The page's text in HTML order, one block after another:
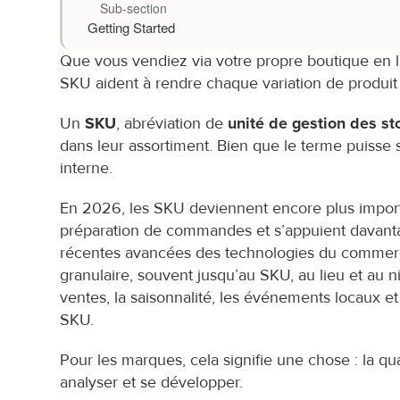
Sub-section
Getting Started
Que vous vendiez via votre propre boutique en
SKU aident à rendre chaque variation de
Un SKU, abréviation de unité de gestion des
dans leur assortiment. Bien que le terme
interne.
En 2026, les SKU deviennent encore plus
préparation de commandes et s’appuient
récentes avancées des technologies du
granulaire, souvent jusqu’au SKU, au lieu et au
ventes, la saisonnalité, les événements locaux
SKU.
Pour les marques, cela signifie une chose : la
analyser et se développer.